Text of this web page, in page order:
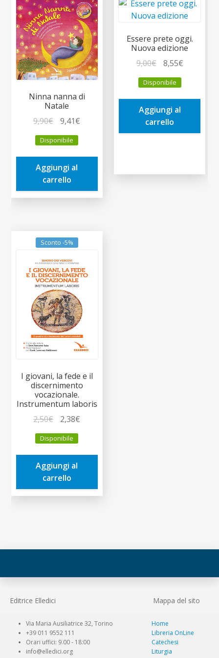
Ninna nanna di
Natale
9,90€
prezzo
originale
era:
9,90€.
9,41€
è:
Disponibile
Aggiungi al
carrello
Essere prete oggi.
Nuova edizione
9,00€
prezzo
originale
era:
9,00€.
8,55€Il
è:
Disponibile
Aggiungi al
carrello
Sconto -5%
I giovani, la fede e il
discernimento
vocazionale.
Instrumentum laboris
2,50€
prezzo
originale
era:
2,50€.
2,38€
è:
Disponibile
Aggiungi al
carrello
Editrice Elledici Mappa del sito
Via Maria Ausiliatrice 32, Torino
+39 011 9552 111
Orari uffici: 9.00 - 18:00
info@elledici.org
Home
Libreria OnLine
Catechesi
Liturgia